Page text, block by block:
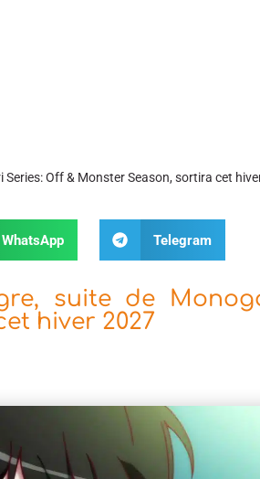
Off & Monster Season, sortira cet
WhatsApp Telegram
suite de
hiver 2027